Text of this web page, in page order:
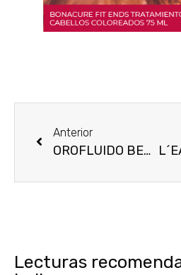
Anterior
OROFLUIDO BEAUTY ELIXIR: UN ELIXIR CASI MÁGICO!
Lecturas